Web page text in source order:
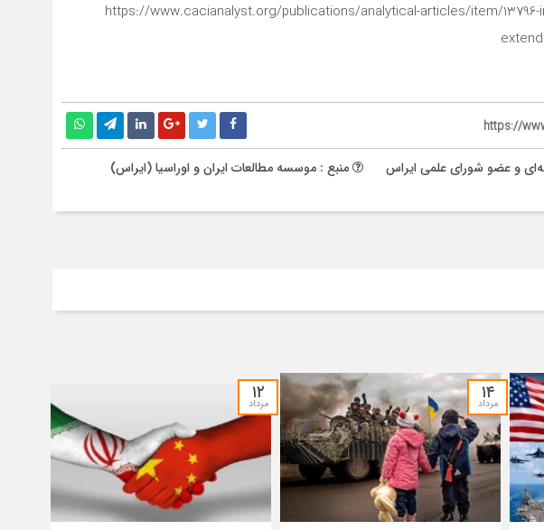
https://www.cacianalyst.org/publications/analytical-articles/item/13796-
https://
و عضو شورای علمی ایراس
منبع : موسسه مطالعات ایران و اوراسیا (ایراس)
۱۴
مرداد ۱۲
مرداد